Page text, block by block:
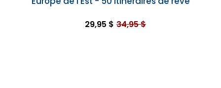
29,95 $ 34,95 $